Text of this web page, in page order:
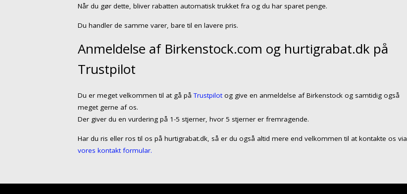
Når du gør dette, bliver rabatten automatisk trukket fra og du har sparet penge.
Du handler de samme varer, bare til en lavere pris.
Anmeldelse af Birkenstock.com og hurtigrabat.dk på
Trustpilot
Du er meget velkommen til at gå påTrustpilotog give en anmeldelse af Birkenstock og samtidig også
meget gerne af os.
Der giver du en vurdering på 1-5 stjerner, hvor 5 stjerner er fremragende.
Har du ris eller ros til os på hurtigrabat.dk, så er du også altid mere end velkommen til at kontakte os via
vores kontakt formular.